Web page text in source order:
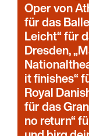
Oper von
für das
Leicht“ für
Dresden,
it finishes“
Royal
für das
no return“